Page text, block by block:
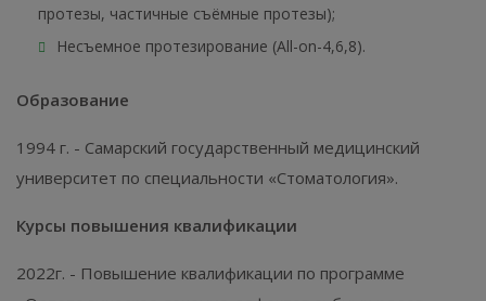
протезы, частичные съёмные протезы);
Несъемное протезирование (All-on-4,6,8).
Образование
1994 г. - Самарский государственный медицинский
университет по специальности «Стоматология».
Курсы повышения квалификации
2022г. - Повышение квалификации по программе